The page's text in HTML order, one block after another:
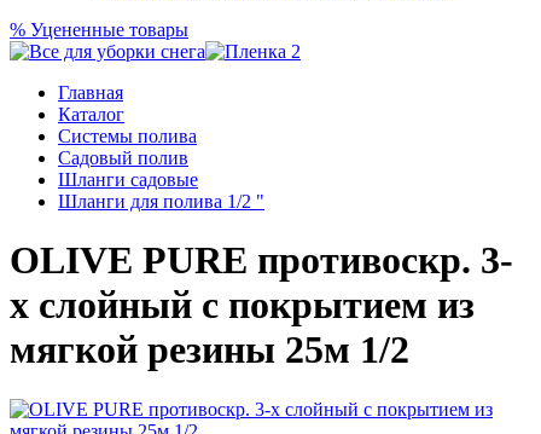
% Уцененные товары
Главная
Каталог
Системы полива
Садовый полив
Шланги садовые
Шланги для полива 1/2 "
OLIVE PURE противоскр. 3-
х слойный с покрытием из
мягкой резины 25м 1/2